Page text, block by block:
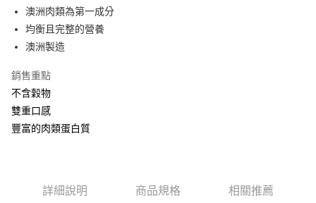
３．安心：先確認商品／服務後，再付款。
【「AFTEE先享後付」結帳流程】
１．於結帳方式選擇「AFTEE先享後付」後，將跳轉至「AFTEE先享後付」
２．訂單成立數日內，您將收到繳費通知簡訊。
３．收到繳費通知簡訊後14天內，點擊此簡訊中的連結，可透過四大超商／
ATM／網路銀行／等多元方式進行付款，方視為交易完成。
※ 請注意：結帳手續完成當下不需立刻繳費，但若您需要取消訂單，請聯絡
購買商品的店家。未經商家同意取消之訂單仍視為有效，需透過AFTEE先享
後付繳納相關費用。
【注意事項】
全家取貨付款
每筆NT$80，滿NT$2,000(含以上)免運費
每筆NT$80，滿NT$2,000(含以上)免運費
7-11取貨付款
每筆NT$80，滿NT$2,000(含以上)免運費
一般宅配
澳洲肉類為第一成分
均衡且完整的營養
澳洲製造
銷售重點
不含穀物
雙重口感
豐富的肉類蛋白質
詳細說明 商品規格 相關推薦